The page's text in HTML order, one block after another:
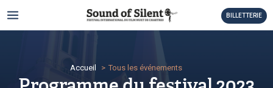
au
MAIN
MENU
BILLETTERIE
Accueil Tous les événements